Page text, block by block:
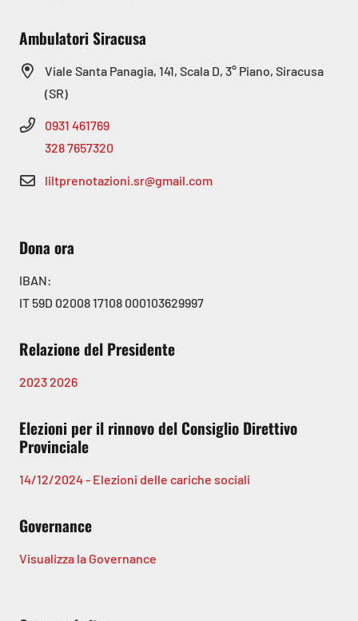
Ambulatori Siracusa
Viale Santa Panagia, 141, Scala D, 3° Piano, Siracusa
(SR)
0931 461769
328 7657320
liltprenotazioni.sr@gmail.com
Dona ora
IBAN:
IT 59D 02008 17108 000103629997
Relazione del Presidente
20232026
Elezioni per il rinnovo del Consiglio Direttivo
Provinciale
14/12/2024 - Elezioni delle cariche sociali
Governance
Visualizza la Governance